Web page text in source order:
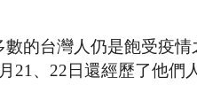
的台灣人仍是飽受疫情
21、22日還經歷了他們